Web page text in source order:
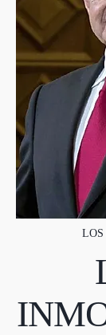
LOS